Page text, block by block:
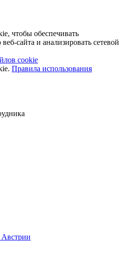
чтобы обеспечивать
сайта и анализировать сетевой
cookie
Правила использования
Австрии